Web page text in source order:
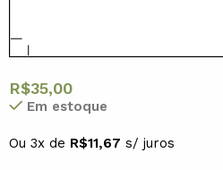
R$35,00
Em estoque
Ou 3x de R$11,67 s/ juros